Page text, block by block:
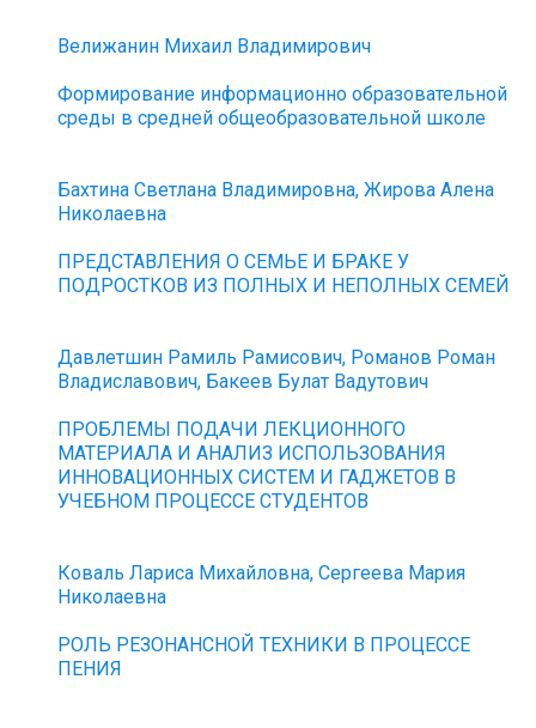
Велижанин Михаил Владимирович
Формирование информационно образовательной
среды в средней общеобразовательной школе
Бахтина Светлана Владимировна, Жирова Алена
Николаевна
ПРЕДСТАВЛЕНИЯ О СЕМЬЕ И БРАКЕ У
ПОДРОСТКОВ ИЗ ПОЛНЫХ И НЕПОЛНЫХ СЕМЕЙ
Давлетшин Рамиль Рамисович, Романов Роман
Владиславович, Бакеев Булат Вадутович
ПРОБЛЕМЫ ПОДАЧИ ЛЕКЦИОННОГО
МАТЕРИАЛА И АНАЛИЗ ИСПОЛЬЗОВАНИЯ
ИННОВАЦИОННЫХ СИСТЕМ И ГАДЖЕТОВ В
УЧЕБНОМ ПРОЦЕССЕ СТУДЕНТОВ
Коваль Лариса Михайловна, Сергеева Мария
Николаевна
РОЛЬ РЕЗОНАНСНОЙ ТЕХНИКИ В ПРОЦЕССЕ
ПЕНИЯ